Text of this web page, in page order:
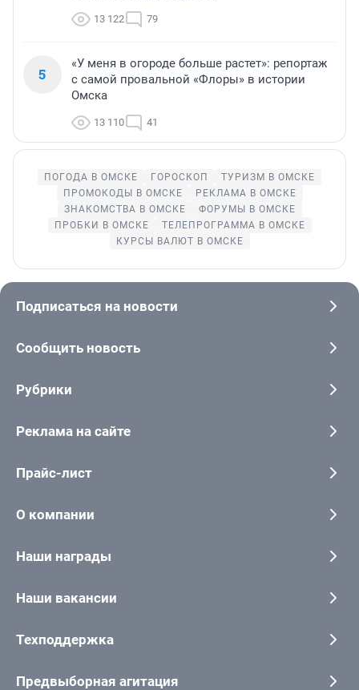
13 122 79
5
«У меня в огороде больше растет»: репортаж
с самой провальной «Флоры» в истории
Омска
13 110 41
ПОГОДА В ОМСКЕ ГОРОСКОП
ТУРИЗМ В ОМСКЕ
ПРОМОКОДЫ В ОМСКЕ
РЕКЛАМА В ОМСКЕ
ЗНАКОМСТВА В ОМСКЕ
ФОРУМЫ В ОМСКЕ
ПРОБКИ В ОМСКЕ
ТЕЛЕПРОГРАММА В ОМСКЕ
КУРСЫ ВАЛЮТ В ОМСКЕ
Подписаться на новости
Сообщить новость
Рубрики
Реклама на сайте
Прайс-лист
О компании
Наши награды
Наши вакансии
Техподдержка
Предвыборная агитация